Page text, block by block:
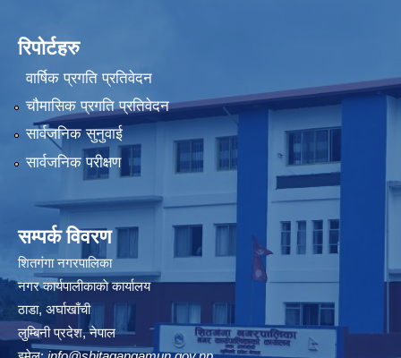
रिपोर्टहरु
वार्षिक प्रगति प्रतिवेदन
चौमासिक प्रगति प्रतिवेदन
सार्वजनिक सुनुवाई
सार्वजनिक परीक्षण
सम्पर्क विवरण
शितगंगा नगरपालिका
नगर कार्यपालीकाकाे कार्यालय
ठाडा, अर्घाखाँची
लुम्बिनी प्रदेश, नेपाल